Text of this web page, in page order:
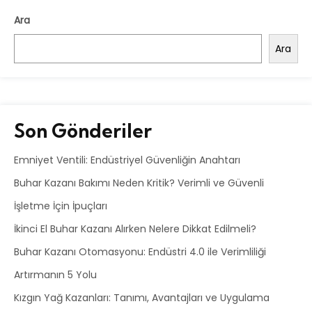
Ara
Ara
Son Gönderiler
Emniyet Ventili: Endüstriyel Güvenliğin Anahtarı
Buhar Kazanı Bakımı Neden Kritik? Verimli ve Güvenli
İşletme İçin İpuçları
İkinci El Buhar Kazanı Alırken Nelere Dikkat Edilmeli?
Buhar Kazanı Otomasyonu: Endüstri 4.0 ile Verimliliği
Artırmanın 5 Yolu
Kızgın Yağ Kazanları: Tanımı, Avantajları ve Uygulama